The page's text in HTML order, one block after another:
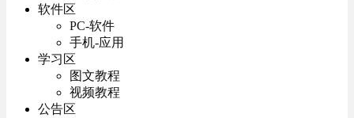
软件区
PC-软件
手机-应用
学习区
图文教程
视频教程
公告区